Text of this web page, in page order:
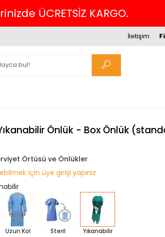
ÜCRETSİZ KARGO.
İletişim
Önlük - Box Önlük
Örtüsü ve Önlükler
için üye girişi yapınız
Uzun Kol Steril Yıkanabilir